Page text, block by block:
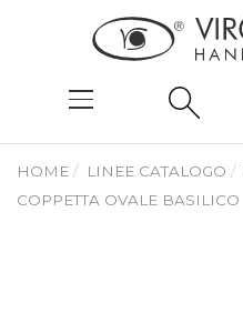
HOME LINEE CATALOGO
COPPETTA OVALE BASILICO